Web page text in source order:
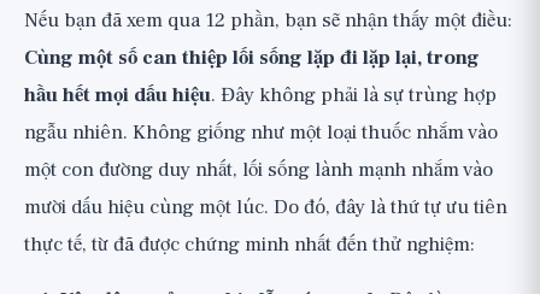
Nếu bạn đã xem qua 12 phần, bạn sẽ nhận thấy một điều:
Cùng một số can thiệp lối sống lặp đi lặp lại, trong
hầu hết mọi dấu hiệu. Đây không phải là sự trùng hợp
ngẫu nhiên. Không giống như một loại thuốc nhắm vào
một con đường duy nhất, lối sống lành mạnh nhắm vào
mười dấu hiệu cùng một lúc. Do đó, đây là thứ tự ưu tiên
thực tế, từ đã được chứng minh nhất đến thử nghiệm: